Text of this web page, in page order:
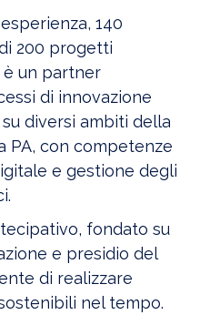
140
200 progetti
è un partner
di innovazione
diversi ambiti della
PA, con competenze
e gestione degli
fondato su
e presidio del
di realizzare
nel tempo.